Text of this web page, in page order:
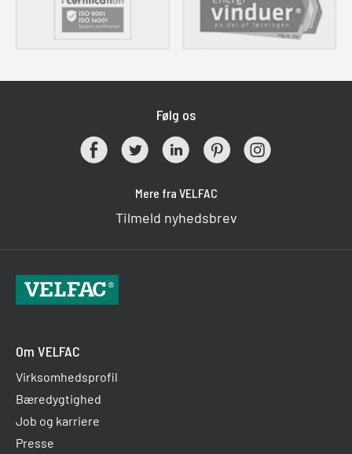
Følg os
Mere fra VELFAC
Tilmeld nyhedsbrev
Om VELFAC
Virksomhedsprofil
Bæredygtighed
Job og karriere
Presse